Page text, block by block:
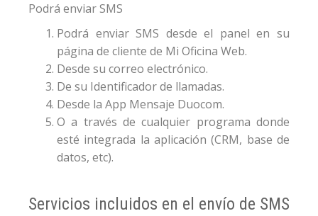
Podrá enviar SMS
Podrá enviar SMS desde el panel en su
página de cliente de Mi Oficina Web.
Desde su correo electrónico.
De su Identificador de llamadas.
Desde la App Mensaje Duocom.
O a través de cualquier programa donde
esté integrada la aplicación (CRM, base de
datos, etc).
Servicios incluidos en el envío de SMS